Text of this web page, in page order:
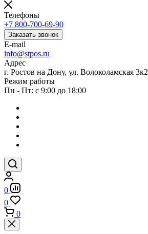
Телефоны
+7 800-700-69-90
Заказать звонок
E-mail
info@stpos.ru
Адрес
г. Ростов на Дону, ул. Волоколамская 3к2
Режим работы
Пн - Пт: с 9:00 до 18:00
0
0
0